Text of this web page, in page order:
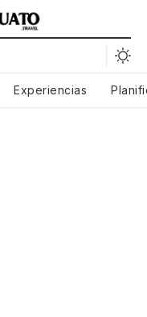
Experiencias